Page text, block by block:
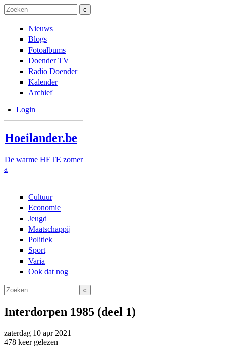
Overslaan en naar de inhoud gaan
Skip to navigation
Zoeken
Nieuws
Blogs
Fotoalbums
Doender TV
Radio Doender
Kalender
Archief
Login
Hoeilander.be
De warme HETE zomer
a
Cultuur
Economie
Jeugd
Maatschappij
Politiek
Sport
Varia
Ook dat nog
Zoeken
Interdorpen 1985 (deel 1)
zaterdag 10 apr2021
478 keer gelezen